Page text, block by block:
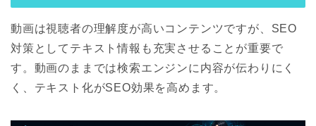
動画は視聴者の理解度が高いコンテンツですが、SEO
対策としてテキスト情報も充実させることが重要で
す。動画のままでは検索エンジンに内容が伝わりにく
く、テキスト化がSEO効果を高めます。